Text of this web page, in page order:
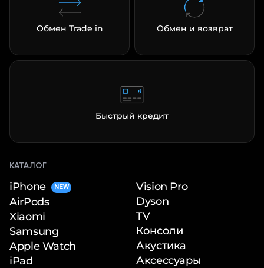
Обмен Trade in Обмен и возврат
Быстрый кредит
КАТАЛОГ
iPhone NEW
AirPods
Xiaomi
Samsung
Apple Watch
iPad
Vision Pro
Dyson
TV
Консоли
Акустика
Аксессуары